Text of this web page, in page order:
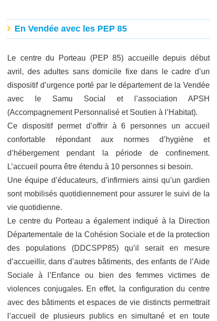
En Vendée avec les PEP 85
Le centre du Porteau (PEP 85) accueille depuis début
avril, des adultes sans domicile fixe dans le cadre d’un
dispositif d’urgence porté par le département de la Vendée
avec le Samu Social et l’association APSH
(Accompagnement Personnalisé et Soutien à l’Habitat).
Ce dispositif permet d’offrir à 6 personnes un accueil
confortable répondant aux normes d’hygiène et
d’hébergement pendant la période de confinement.
L’accueil pourra être étendu à 10 personnes si besoin.
Une équipe d’éducateurs, d’infirmiers ainsi qu’un gardien
sont mobilisés quotidiennement pour assurer le suivi de la
vie quotidienne.
Le centre du Porteau a également indiqué à la Direction
Départementale de la Cohésion Sociale et de la protection
des populations (DDCSPP85) qu’il serait en mesure
d’accueillir, dans d’autres bâtiments, des enfants de l’Aide
Sociale à l’Enfance ou bien des femmes victimes de
violences conjugales. En effet, la configuration du centre
avec des bâtiments et espaces de vie distincts permettrait
l’accueil de plusieurs publics en simultané et en toute